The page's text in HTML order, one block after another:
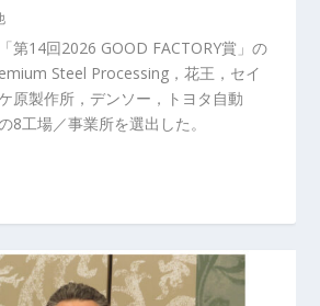
第14回2026 GOOD FACTORY賞」の
Steel Processing，花王，セイ
原製作所，デンソー，トヨタ自動
8工場／事業所を選出した。